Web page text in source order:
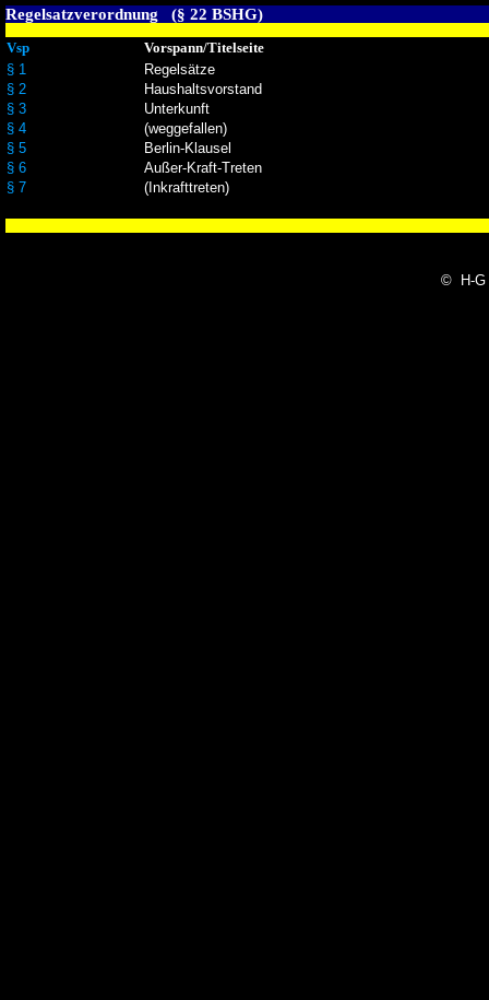
Regelsatzverordnung (§ 22 BSHG)
Vsp
Vorspann/Titelseite
§ 1
§ 2
§ 3
§ 4
§ 5
§ 6
§ 7
Regelsätze
Haushaltsvorstand
Unterkunft
(weggefallen)
Berlin-Klausel
Außer-Kraft-Treten
(Inkrafttreten)
© H-G